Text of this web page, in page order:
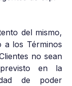
del mismo,
a los Términos
no sean
en la
de poder